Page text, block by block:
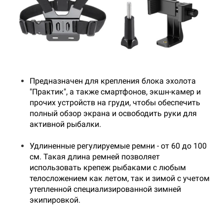
Предназначен для крепления блока эхолота
"Практик", а также смартфонов, экшн-камер и
прочих устройств на груди, чтобы обеспечить
полный обзор экрана и освободить руки для
активной рыбалки.
Удлиненные регулируемые ремни - от 60 до 100
см. Такая длина ремней позволяет
использовать крепеж рыбаками с любым
телосложением как летом, так и зимой с учетом
утепленной специализированной зимней
экипировкой.